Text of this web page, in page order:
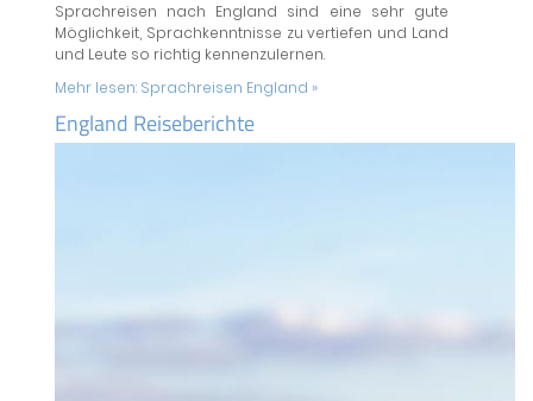
Sprachreisen nach England sind eine sehr gute
Möglichkeit, Sprachkenntnisse zu vertiefen und Land
und Leute so richtig kennenzulernen.
Mehr lesen: Sprachreisen England »
England Reiseberichte